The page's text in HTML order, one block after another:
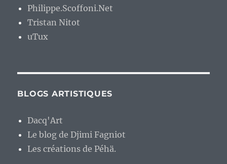
Philippe.Scoffoni.Net
Tristan Nitot
uTux
BLOGS ARTISTIQUES
Dacq'Art
Le blog de Djimi Fagniot
Les créations de Péhä.